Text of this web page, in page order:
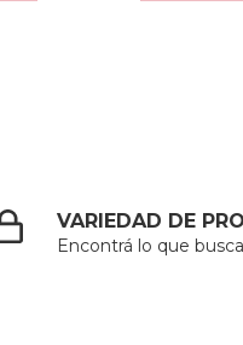
VARIEDAD DE
Encontrá lo que